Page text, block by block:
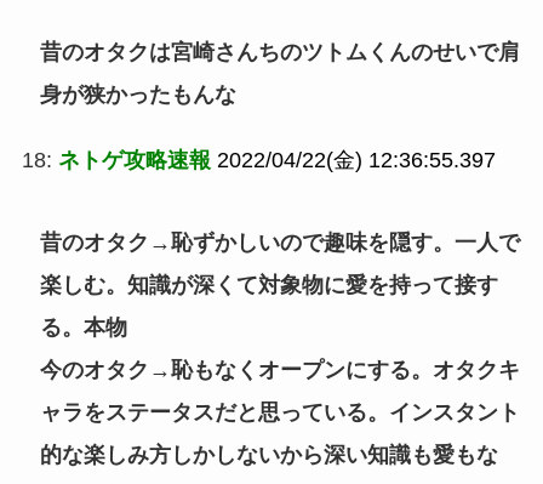
昔のオタクは宮崎さんちのツトムくんのせいで肩
身が狭かったもんな
18: ネトゲ攻略速報 2022/04/22(金) 12:36:55.397
昔のオタク→恥ずかしいので趣味を隠す。一人で
楽しむ。知識が深くて対象物に愛を持って接す
る。本物
今のオタク→恥もなくオープンにする。オタクキ
ャラをステータスだと思っている。インスタント
的な楽しみ方しかしないから深い知識も愛もな